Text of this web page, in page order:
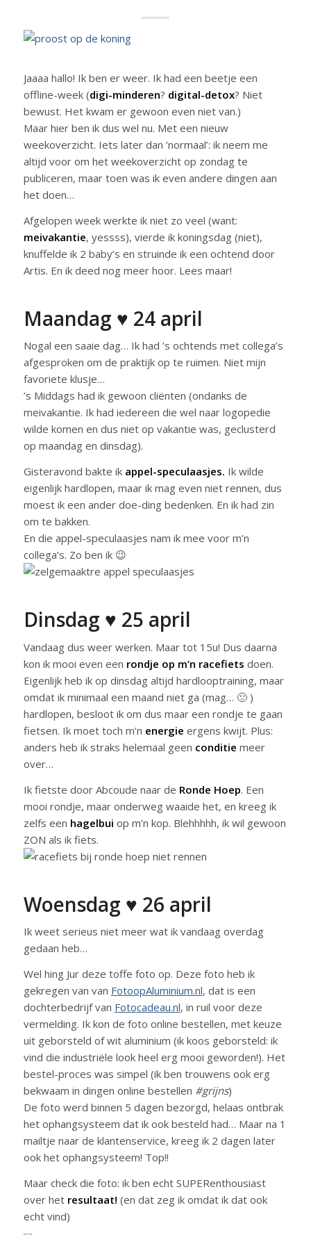
Jaaaa hallo! Ik ben er weer. Ik had een beetje een
offline-week (digi-minderen? digital-detox? Niet
bewust. Het kwam er gewoon even niet van.)
Maar hier ben ik dus wel nu. Met een nieuw
weekoverzicht. Iets later dan ‘normaal’: ik neem me
altijd voor om het weekoverzicht op zondag te
publiceren, maar toen was ik even andere dingen aan
het doen…
Afgelopen week werkte ik niet zo veel (want:
meivakantie, yessss), vierde ik koningsdag (niet),
knuffelde ik 2 baby’s en struinde ik een ochtend door
Artis. En ik deed nog meer hoor. Lees maar!
Maandag ♥ 24 april
Nogal een saaie dag… Ik had ’s ochtends met collega’s
afgesproken om de praktijk op te ruimen. Niet mijn
favoriete klusje…
’s Middags had ik gewoon cliënten (ondanks de
meivakantie. Ik had iedereen die wel naar logopedie
wilde komen en dus niet op vakantie was, geclusterd
op maandag en dinsdag).
Gisteravond bakte ik appel-speculaasjes. Ik wilde
eigenlijk hardlopen, maar ik mag even niet rennen, dus
moest ik een ander doe-ding bedenken. En ik had zin
om te bakken.
En die appel-speculaasjes nam ik mee voor m’n
collega’s. Zo ben ik 😉
Dinsdag ♥ 25 april
Vandaag dus weer werken. Maar tot 15u! Dus daarna
kon ik mooi even een rondje op m’n racefiets doen.
Eigenlijk heb ik op dinsdag altijd hardlooptraining, maar
omdat ik minimaal een maand niet ga (mag… 🙁 )
hardlopen, besloot ik om dus maar een rondje te gaan
fietsen. Ik moet toch m’n energie ergens kwijt. Plus:
anders heb ik straks helemaal geen conditie meer
over…
Ik fietste door Abcoude naar de Ronde Hoep. Een
mooi rondje, maar onderweg waaide het, en kreeg ik
zelfs een hagelbui op m’n kop. Blehhhhh, ik wil gewoon
ZON als ik fiets.
Woensdag ♥ 26 april
Ik weet serieus niet meer wat ik vandaag overdag
gedaan heb…
Wel hing Jur deze toffe foto op. Deze foto heb ik
gekregen van van FotoopAluminium.nl, dat is een
dochterbedrijf van Fotocadeau.nl, in ruil voor deze
vermelding. Ik kon de foto online bestellen, met keuze
uit geborsteld of wit aluminium (ik koos geborsteld: ik
vind die industriële look heel erg mooi geworden!). Het
bestel-proces was simpel (ik ben trouwens ook erg
bekwaam in dingen online bestellen #grijns)
De foto werd binnen 5 dagen bezorgd, helaas ontbrak
het ophangsysteem dat ik ook besteld had… Maar na 1
mailtje naar de klantenservice, kreeg ik 2 dagen later
ook het ophangsysteem! Top!!
Maar check die foto: ik ben echt SUPERenthousiast
over het resultaat! (en dat zeg ik omdat ik dat ook
echt vind)